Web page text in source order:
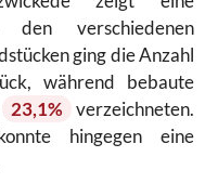
den verschiedenen
ging die Anzahl
während bebaute
23,1%
verzeichneten.
hingegen eine